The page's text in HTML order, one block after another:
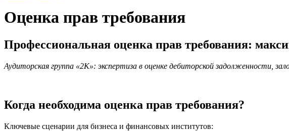
Оценка прав требования
Профессиональная оценка прав требования:
Аудиторская группа «2К»: экспертиза в оценке дебиторской задолженности,
Когда необходима оценка прав требования?
Ключевые сценарии для бизнеса и финансовых институтов: